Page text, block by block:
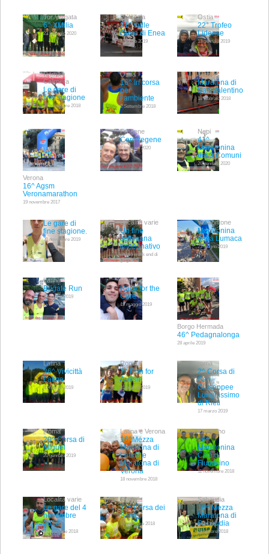
Tor Vergata
6^ XMilia
23 febbraio 2020
Pomezia
31^ sulle
Orme di Enea
8 giugno 2019
Ostia
22° Trofeo
Lidense
13 gennaio 2019
Roma -
Calimera
Le gare di
fine stagione
25 novembre 2018
Ostia
16^ In corsa
per
l’ambiente
2 Settembre 2018
Terni
Maratona di
San Valentino
18 febbraio 2018
Verona
16^ Agsm
Veronamarathon
19 novembre 2017
Fregene
Corrifregene
2 febbraio 2020
Nepi
41^
Maratonina
dei 3 Comuni
26 gennaio 2020
Le gare di
fine stagione.
30 novembre 2019
Località varie
Un fine
settimana
imoegnativo
ultimo week end di
giugno
Valmontone
Maratonina
della Lumaca
23 giugno 2019
Latina
Brigate Run
15 giugno 2019
Roma
Race for the
Cure
19 maggio 2019
Borgo Hermada
46^ Pedagnalonga
28 aprile 2019
Latina
36^ Vivicittà
Latina
31 marzo 2019
Roma
7^ Run for
Autism
31 marzo 2019
roma
2^ Corsa di
San
Giuseppee
Lunghissimo
di Rieti
17 marzo 2019
Roma
20^ Corsa di
Miguel
20 gennaio 2019
Latina e Verona
16^Mezza
Maratona di
Latina e
Maratona di
Verona
18 novembre 2018
Fiumicino
16^
Maratonina
Città di
Fiumicino
11 novembre 2018
Località varie
Le gare del 4
novembre
2018.
4 novembre 2018
Roma
11^ Corsa dei
Santi
1 novembre 2018
Sabaudia
18^ Mezza
Maratona di
Sabaudia
28 ottobre 2018